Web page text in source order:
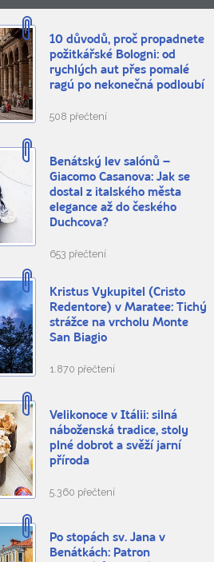
10 důvodů, proč propadnete
požitkářské Bologni: od
rychlých aut přes pomalé
ragú po nekonečná podloubí
508 přečtení
Benátský lev salónů –
Giacomo Casanova: Jak se
dostal z italského města
elegance až do českého
Duchcova?
653 přečtení
Kristus Vykupitel (Cristo
Redentore) v Maratee: Tichý
strážce na vrcholu Monte
San Biagio
1.870 přečtení
Velikonoce v Itálii: silná
náboženská tradice, stoly
plné dobrot a svěží jarní
příroda
5.360 přečtení
Po stopách sv. Jana v
Benátkách: Patron